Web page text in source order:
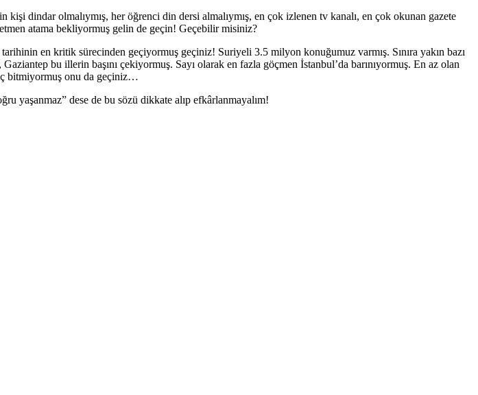
dindar olmalıymış, her öğrenci din dersi almalıymış, en çok izlenen tv kanalı, en çok okunan gazete
atama bekliyormuş gelin de geçin! Geçebilir misiniz?
en kritik sürecinden geçiyormuş geçiniz! Suriyeli 3.5 milyon konuğumuz varmış. Sınıra yakın bazı
bu illerin başını çekiyormuş. Sayı olarak en fazla göçmen İstanbul’da barınıyormuş. En az olan
bitmiyormuş onu da geçiniz…
yaşanmaz” dese de bu sözü dikkate alıp efkârlanmayalım!